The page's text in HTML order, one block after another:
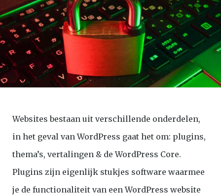
Websites bestaan uit verschillende onderdelen,
in het geval van WordPress gaat het om: plugins,
thema’s, vertalingen & de WordPress Core.
Plugins zijn eigenlijk stukjes software waarmee
je de functionaliteit van een WordPress website